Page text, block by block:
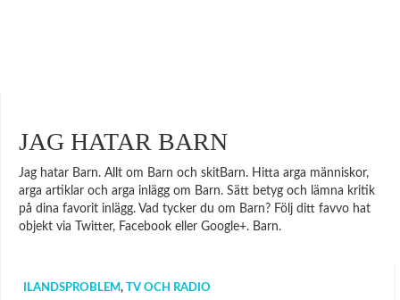
JAG HATAR BARN
Jag hatar Barn. Allt om Barn och skitBarn. Hitta arga människor,
arga artiklar och arga inlägg om Barn. Sätt betyg och lämna kritik
på dina favorit inlägg. Vad tycker du om Barn? Följ ditt favvo hat
objekt via Twitter, Facebook eller Google+. Barn.
ILANDSPROBLEM, TV OCH RADIO